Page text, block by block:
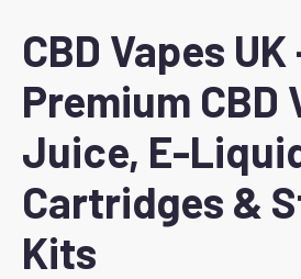
CBD Vapes UK
Premium CBD
Juice, E-
Cartridges &
Kits